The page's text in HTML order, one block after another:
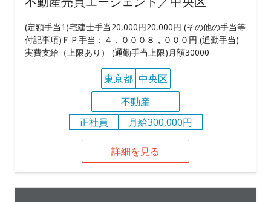
(定額手当1)宅建士手当20,000円20,000円 (その他の手当等
付記事項)ＦＰ手当：４，０００８，０００円 (通勤手当)
実費支給（上限あり） (通勤手当上限)月額30000
東京都 中央区
不動産
正社員
月給300,000円
詳細を見る